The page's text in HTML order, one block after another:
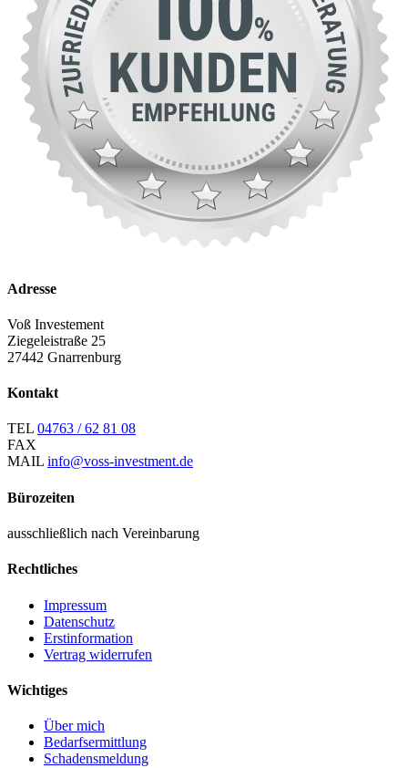
Adresse
Voß Investement
Ziegeleistraße 25
27442 Gnarrenburg
Kontakt
TEL 04763 / 62 81 08
FAX
MAIL info@voss-investment.de
Bürozeiten
ausschließlich nach Vereinbarung
Rechtliches
Impressum
Datenschutz
Erstinformation
Vertrag widerrufen
Wichtiges
Über mich
Bedarfsermittlung
Schadensmeldung